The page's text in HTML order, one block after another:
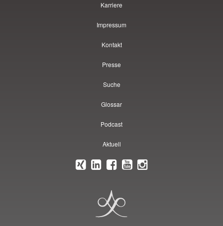
Karriere
Impressum
Kontakt
Presse
Suche
Glossar
Podcast
Aktuell